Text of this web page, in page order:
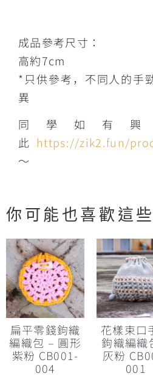
成品參考尺寸：
高約7cm
*只供參考，不同人的手
異
同學如有
此 https://zik2.fun/
～
你可能也喜歡這
扁平零錢鉤織
編織包 – 圓形
紫粉 CB001-
004
花樣束口
鉤織編織
灰粉
001